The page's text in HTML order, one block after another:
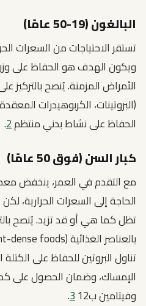
البالغون (19-50 عامًا)
تستقر الاحتياجات من السعرات
ويكون الهدف هو الحفاظ على
الأمراض المزمنة. يُنصح بالتركيز
(البروتينات، الكربوهيدرات
الحفاظ على نشاط بدني منتظم2
.
كبار السن (فوق 50 عامًا)
مع التقدم في العمر، ينخفض
الحاجة إلى السعرات الحرارية،
تظل كما هي أو قد تزيد. يُنصح
تناول البروتين للحفاظ على
الإمساك، وضمان الحصول على
وفيتامين ب12
3
.